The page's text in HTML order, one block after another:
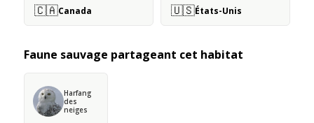
🇨🇦Canada 🇺🇸États-Unis
Faune sauvage partageant cet habitat
Harfang
des
neiges